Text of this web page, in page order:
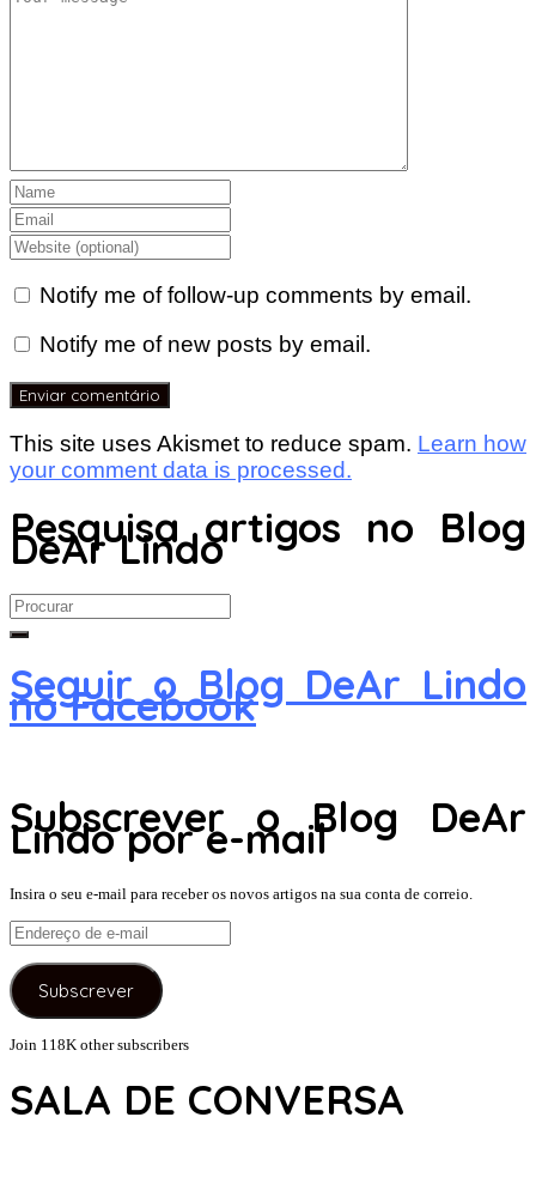
Notify me of follow-up comments by email.
Notify me of new posts by email.
This site uses Akismet to reduce spam. Learn how
your comment data is processed.
Pesquisa artigos no Blog
DeAr Lindo
Search
for:
Seguir o Blog DeAr Lindo
no Facebook
Subscrever o Blog DeAr
Lindo por e-mail
Insira o seu e-mail para receber os novos artigos na sua conta de correio.
Endereço
de
e-
mail
Subscrever
Join 118K other subscribers
SALA DE CONVERSA